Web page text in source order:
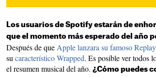
Los usuarios de Spotify estarán de
que el momento más esperado del año
Después de que Apple lanzara su famoso
su característico Wrapped. Es posible ver todos
el resumen musical del año. ¿Cómo puedes